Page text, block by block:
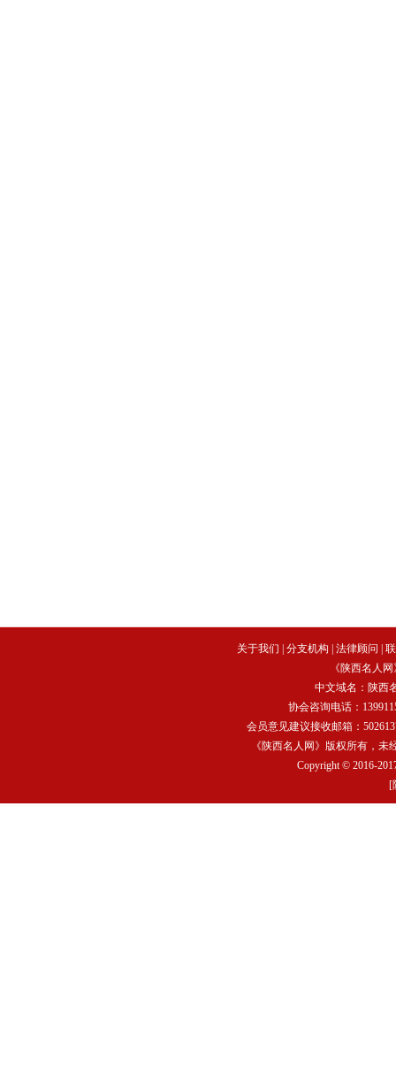
关于我们 分支机构 法律顾问
《陕西名人
中文域名： 陕西
协会咨询电话：
会员意见建议接收邮箱：
《陕西名人网》版权所有，
Copyright © 2016-
[